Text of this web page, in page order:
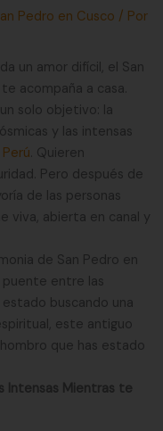
Pedro en Cusco / Por
un amor difícil, el San
acompaña a casa.
solo objetivo: la
y las intensas
. Quieren
Pero después de
de las personas
viva, abierta en canal y
de San Pedro en
puente entre las
buscando una
este antiguo
que has estado
Intensas Mientras te